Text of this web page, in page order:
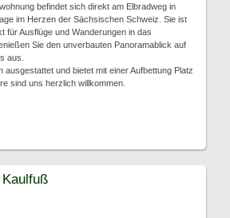
befindet sich direkt am Elbradweg in
im Herzen der Sächsischen Schweiz. Sie ist
für Ausflüge und Wanderungen in das
Sie den unverbauten Panoramablick auf
aus.
ausgestattet und bietet mit einer Aufbettung Platz
sind uns herzlich willkommen.